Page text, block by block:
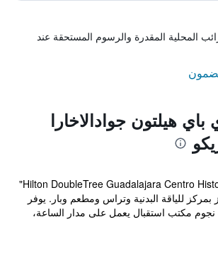
المحلية المقدرة والرسوم المستحقة عند
هيلتون جوادالاخارا
يقع مكان إقامة "Hilton DoubleTree Guadalajara Centro Historico"
بمركز للياقة البدنية وتراس ومطعم وبار. يوفر
هذا الفندق المصنف 4 نجوم مكتب استقبال يعمل على مدار الساعة،